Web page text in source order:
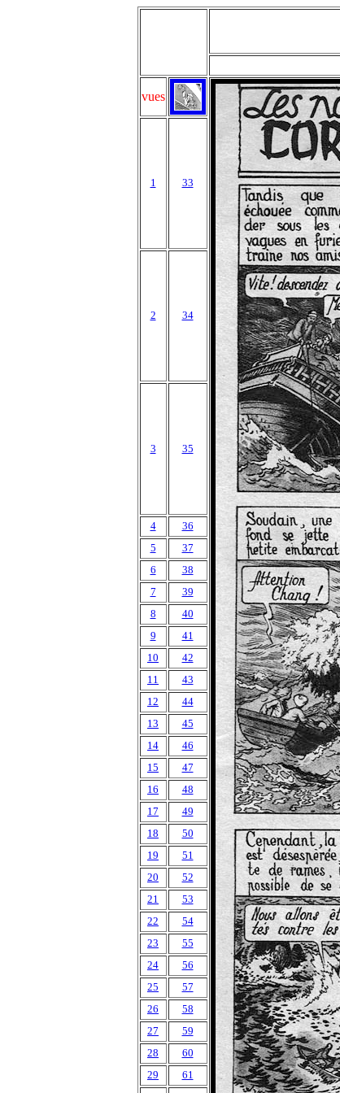
vues
1 33
2 34
3 35
4
36
5
37
6
38
7
39
8
40
9
41
10
42
11
43
12
44
13
45
14
46
15
47
16
48
17
49
18
50
19
51
20
52
21
53
22
54
23
55
24
56
25
57
26
58
27
59
28
60
29
61